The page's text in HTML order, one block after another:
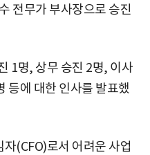
전무가 부사장으로 승진
1명, 상무 승진 2명, 이사
등에 대한 인사를 발표했
(CFO)로서 어려운 사업